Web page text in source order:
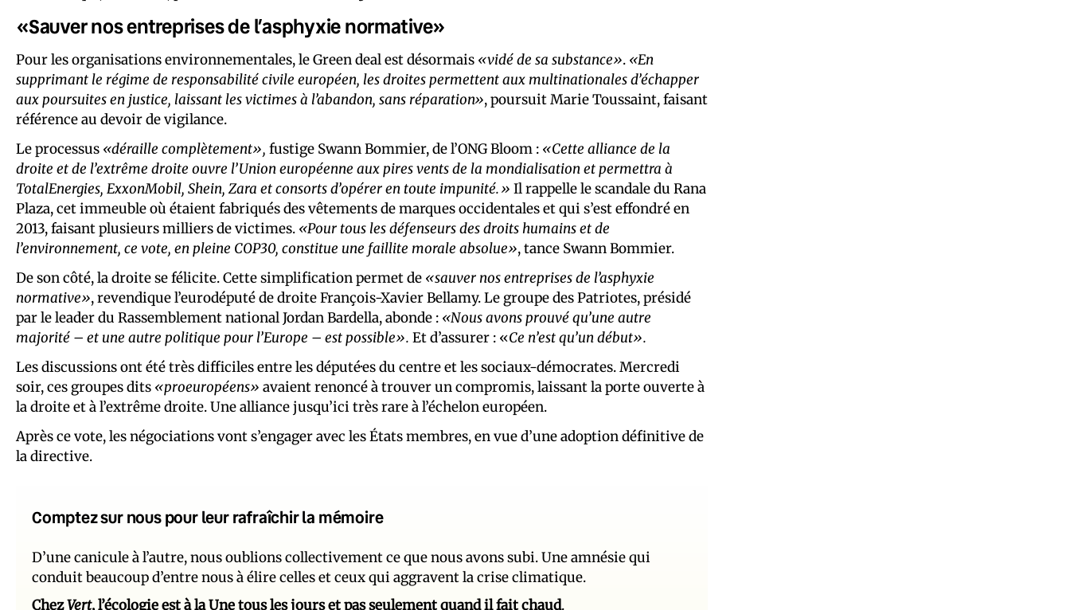
«Sauver nos entreprises de l’asphyxie normative»
Pour les organisations environnementales, le Green deal est désormais «vidé de sa substance». «En
supprimant le régime de responsabilité civile européen, les droites permettent aux multinationales d’échapper
aux poursuites en justice, laissant les victimes à l’abandon, sans réparation», poursuit Marie Toussaint, faisant
référence au devoir de vigilance.
Le processus «déraille complètement», fustige Swann Bommier, de l’ONG Bloom : «Cette alliance de la
droite et de l’extrême droite ouvre l’Union européenne aux pires vents de la mondialisation et permettra à
TotalEnergies, ExxonMobil, Shein, Zara et consorts d’opérer en toute impunité.» Il rappelle le scandale du Rana
Plaza, cet immeuble où étaient fabriqués des vêtements de marques occidentales et qui s’est effondré en
2013, faisant plusieurs milliers de victimes. «Pour tous les défenseurs des droits humains et de
l’environnement, ce vote, en pleine COP30, constitue une faillite morale absolue», tance Swann Bommier.
De son côté, la droite se félicite. Cette simplification permet de «sauver nos entreprises de l’asphyxie
normative», revendique l’eurodéputé de droite François-Xavier Bellamy. Le groupe des Patriotes, présidé
par le leader du Rassemblement national Jordan Bardella, abonde : «Nous avons prouvé qu’une autre
majorité – et une autre politique pour l’Europe – est possible». Et d’assurer : «Ce n’est qu’un début».
Les discussions ont été très difficiles entre les député·es du centre et les sociaux-démocrates. Mercredi
soir, ces groupes dits «proeuropéens» avaient renoncé à trouver un compromis, laissant la porte ouverte à
la droite et à l’extrême droite. Une alliance jusqu’ici très rare à l’échelon européen.
Après ce vote, les négociations vont s’engager avec les États membres, en vue d’une adoption définitive de
la directive.
Comptez sur nous pour leur rafraîchir la mémoire
D’une canicule à l’autre, nous oublions collectivement ce que nous avons subi. Une amnésie qui
conduit beaucoup d’entre nous à élire celles et ceux qui aggravent la crise climatique.
ChezVert, l’écologie est à la Une tous les jours et pas seulement quand il fait chaud.